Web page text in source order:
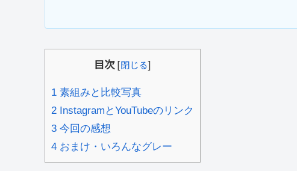
目次 [閉じる]
1 素組みと比較写真
2 InstagramとYouTubeのリンク
3 今回の感想
4 おまけ・いろんなグレー